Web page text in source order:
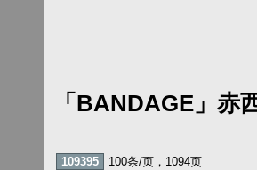
「BANDAGE」赤
109395
100条/页，1094页